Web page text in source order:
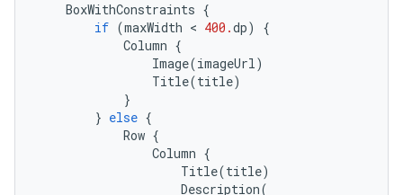
BoxWithConstraints {
if (maxWidth < 400.dp)
{
Column {
Image(imageUrl)
Title(title)
}
} else {
Row {
Column {
Title(title)
Description(